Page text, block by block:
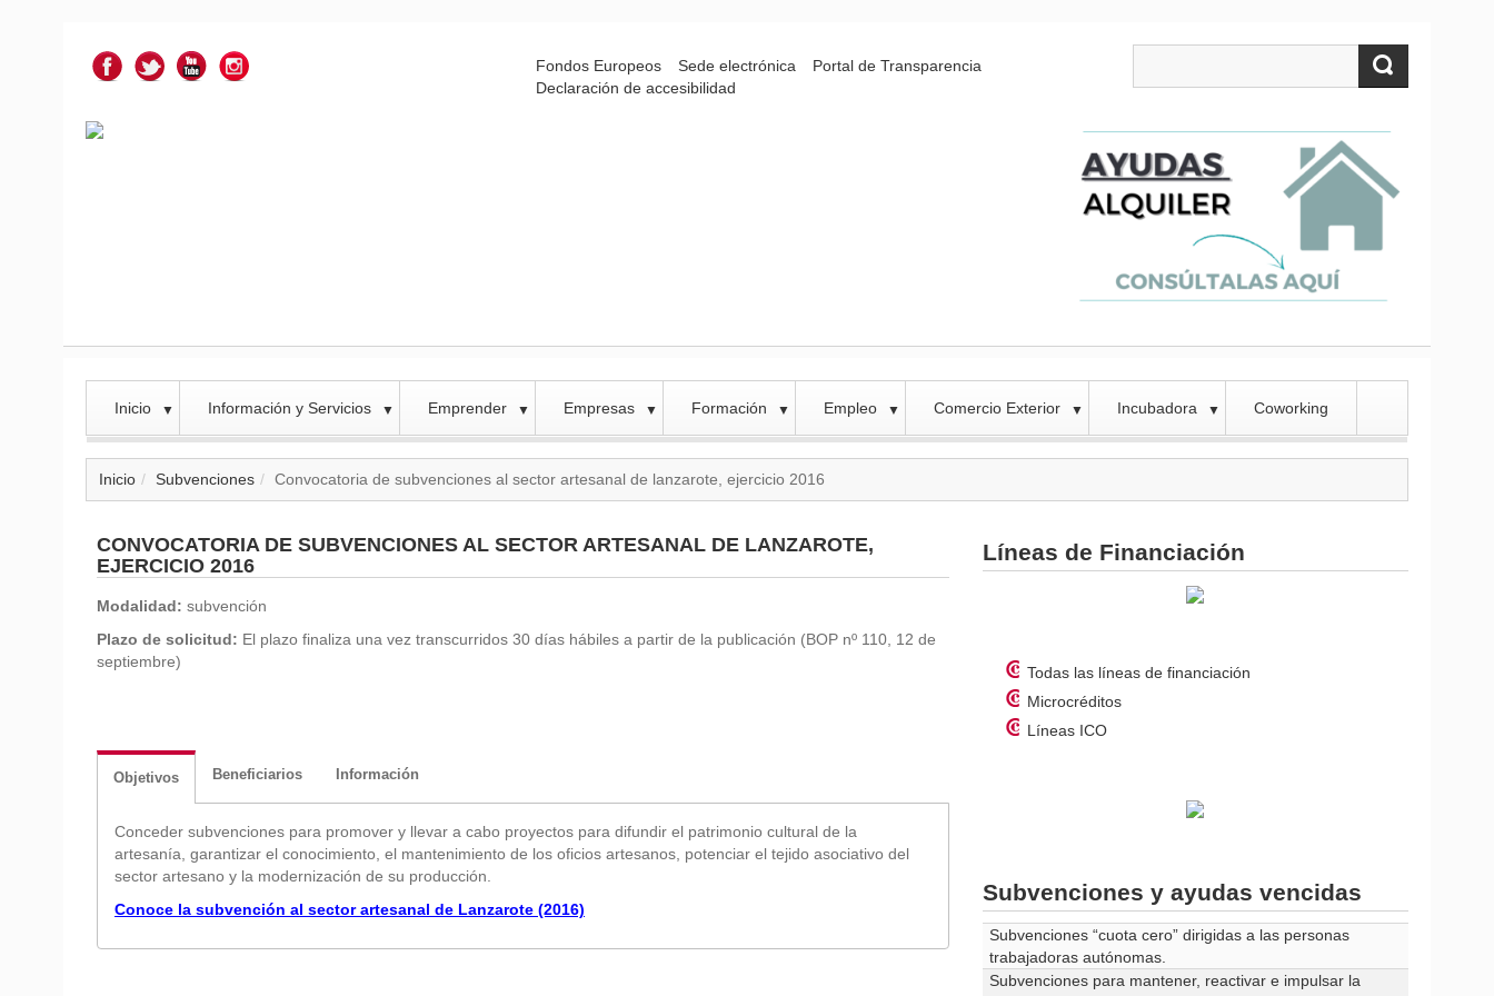
Fondos Europeos Sede electrónica
Portal de Transparencia
Declaración de accesibilidad
Inicio ▼ Información y Servicios ▼ Emprender ▼ Empresas ▼ Formación ▼ Empleo ▼ Comercio Exterior ▼ Incubadora ▼ Coworking
Inicio Subvenciones Convocatoria de subvenciones al sector artesanal de lanzarote, ejercicio 2016
CONVOCATORIA DE SUBVENCIONES AL SECTOR ARTESANAL DE LANZAROTE,
EJERCICIO 2016
Modalidad: subvención
Plazo de solicitud: El plazo finaliza una vez transcurridos 30 días hábiles a partir de la publicación (BOP nº 110, 12 de
septiembre)
Objetivos Beneficiarios Información
Conceder subvenciones para promover y llevar a cabo proyectos para difundir el patrimonio cultural de la
artesanía, garantizar el conocimiento, el mantenimiento de los oficios artesanos, potenciar el tejido asociativo del
sector artesano y la modernización de su producción.
Conoce la subvención al sector artesanal de Lanzarote (2016)
Líneas de Financiación
Todas las líneas de financiación
Microcréditos
Líneas ICO
Subvenciones y ayudas vencidas
Subvenciones “cuota cero” dirigidas a las personas
trabajadoras autónomas.
Subvenciones para mantener, reactivar e impulsar la